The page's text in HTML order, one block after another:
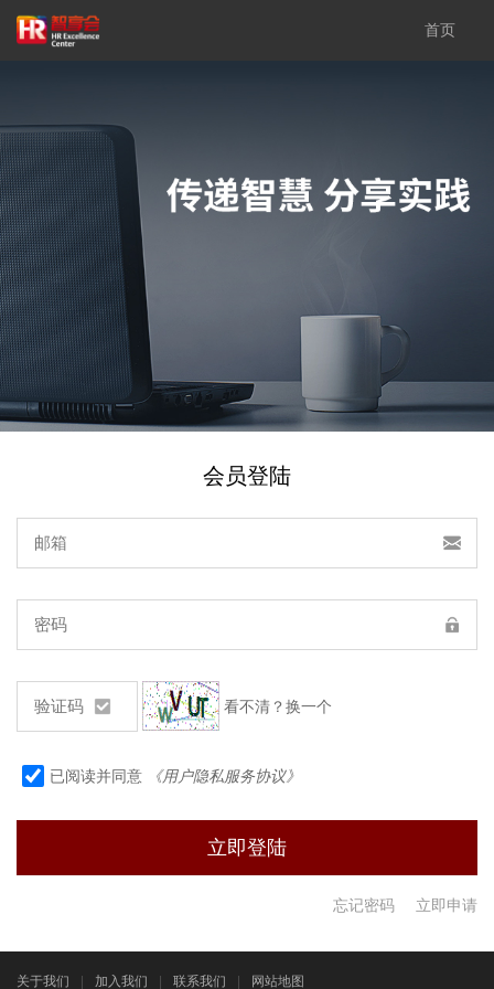
首页
会员登陆
看不清？换一个
已阅读并同意 《用户隐私服务协议》
忘记密码 立即申请
关于我们 加入我们 联系我们 网站地图